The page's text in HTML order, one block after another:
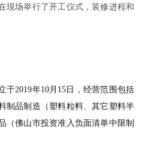
现场举行了开工仪式，装修进程和
于2019年10月15日，经营范围包括
制品制造（塑料粒料、其它塑料半
（佛山市投资准入负面清单中限制